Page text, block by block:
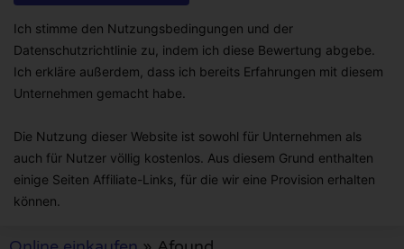
Ich stimme den Nutzungsbedingungen und der
Datenschutzrichtlinie zu, indem ich diese Bewertung abgebe.
Ich erkläre außerdem, dass ich bereits Erfahrungen mit diesem
Unternehmen gemacht habe.
Die Nutzung dieser Website ist sowohl für Unternehmen als
auch für Nutzer völlig kostenlos. Aus diesem Grund enthalten
einige Seiten Affiliate-Links, für die wir eine Provision erhalten
können.